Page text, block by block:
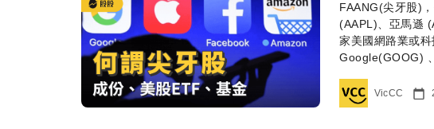
FAANG(尖牙股)
(AAPL)、亞馬遜
家美國網路業或
Google(GOOG)
VicCC